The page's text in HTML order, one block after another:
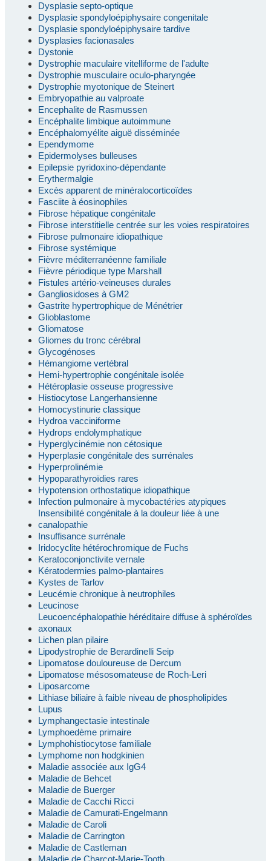
Dysplasie septo-optique
Dysplasie spondyloépiphysaire congenitale
Dysplasie spondyloépiphysaire tardive
Dysplasies facionasales
Dystonie
Dystrophie maculaire vitelliforme de l'adulte
Dystrophie musculaire oculo-pharyngée
Dystrophie myotonique de Steinert
Embryopathie au valproate
Encephalite de Rasmussen
Encéphalite limbique autoimmune
Encéphalomyélite aiguë disséminée
Ependymome
Epidermolyses bulleuses
Epilepsie pyridoxino-dépendante
Erythermalgie
Excès apparent de minéralocorticoïdes
Fasciite à éosinophiles
Fibrose hépatique congénitale
Fibrose interstitielle centrée sur les voies respiratoires
Fibrose pulmonaire idiopathique
Fibrose systémique
Fièvre méditerranéenne familiale
Fièvre périodique type Marshall
Fistules artério-veineuses durales
Gangliosidoses à GM2
Gastrite hypertrophique de Ménétrier
Glioblastome
Gliomatose
Gliomes du tronc cérébral
Glycogénoses
Hémangiome vertébral
Hemi-hypertrophie congénitale isolée
Hétéroplasie osseuse progressive
Histiocytose Langerhansienne
Homocystinurie classique
Hydroa vacciniforme
Hydrops endolymphatique
Hyperglycinémie non cétosique
Hyperplasie congénitale des surrénales
Hyperprolinémie
Hypoparathyroïdies rares
Hypotension orthostatique idiopathique
Infection pulmonaire à mycobactéries atypiques
Insensibilité congénitale à la douleur liée à une
canalopathie
Insuffisance surrénale
Iridocyclite hétérochromique de Fuchs
Keratoconjonctivite vernale
Kératodermies palmo-plantaires
Kystes de Tarlov
Leucémie chronique à neutrophiles
Leucinose
Leucoencéphalopathie héréditaire diffuse à sphéroïdes
axonaux
Lichen plan pilaire
Lipodystrophie de Berardinelli Seip
Lipomatose douloureuse de Dercum
Lipomatose mésosomateuse de Roch-Leri
Liposarcome
Lithiase biliaire à faible niveau de phospholipides
Lupus
Lymphangectasie intestinale
Lymphoedème primaire
Lymphohistiocytose familiale
Lymphome non hodgkinien
Maladie associée aux IgG4
Maladie de Behcet
Maladie de Buerger
Maladie de Cacchi Ricci
Maladie de Camurati-Engelmann
Maladie de Caroli
Maladie de Carrington
Maladie de Castleman
Maladie de Charcot-Marie-Tooth